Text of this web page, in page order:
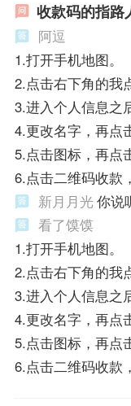
收款码的指路
阿逗
1.打开手机地图。
2.点击右下角的我
3.进入个人信息之
4.更改名字，再点
5.点击图标，再点
6.点击二维码收款
新月月光你说
看了馍馍
1.打开手机地图。
2.点击右下角的我
3.进入个人信息之
4.更改名字，再点
5.点击图标，再点
6.点击二维码收款